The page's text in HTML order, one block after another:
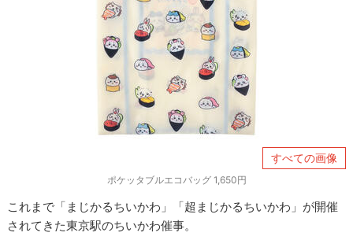
すべての画像
ポケッタブルエコバッグ 1,650円
これまで「まじかるちいかわ」「超まじかるちいかわ」が開催
されてきた東京駅のちいかわ催事。